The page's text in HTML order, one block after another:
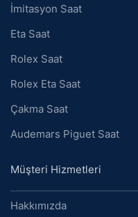
İmitasyon Saat
Eta Saat
Rolex Saat
Rolex Eta Saat
Çakma Saat
Audemars Piguet Saat
Müşteri Hizmetleri
Hakkımızda